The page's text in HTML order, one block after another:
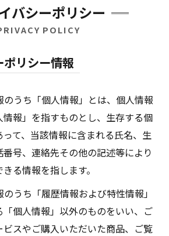
バシーポリシー
POLICY
リシー情報
のうち「個人情報」とは、個人情報
報」を指すものとし、生存する個
て、当該情報に含まれる氏名、生
号、連絡先その他の記述等により
る情報を指します。
うち「履歴情報および特性情報」
「個人情報」以外のものをいい、ご
スやご購入いただいた商品、ご覧